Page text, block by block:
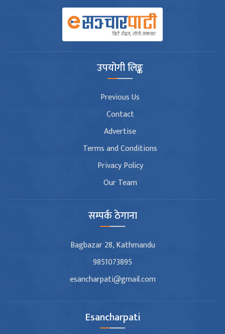
उपयोगी लिङ्क
Previous Us
Contact
Advertise
Terms and Conditions
Privacy Policy
Our Team
सम्पर्क ठेगाना
Bagbazar 28, Kathmandu
9851073895
esancharpati@gmail.com
Esancharpati